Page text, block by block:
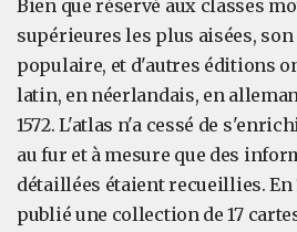
Bien que réservé aux classes
supérieures les plus aisées, son
populaire, et d'autres éditions
latin, en néerlandais, en
1572. L'atlas n'a cessé de
au fur et à mesure que des
détaillées étaient recueillies. En
publié une collection de 17